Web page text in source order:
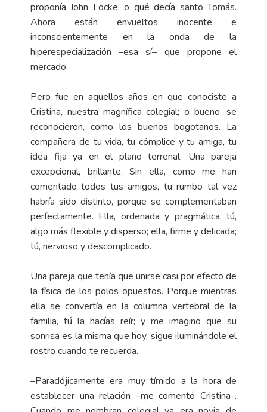
proponía John Locke, o qué decía santo Tomás.
Ahora están envueltos inocente e
inconscientemente en la onda de la
hiperespecialización –esa sí– que propone el
mercado.
Pero fue en aquellos años en que conociste a
Cristina, nuestra magnífica colegial; o bueno, se
reconocieron, como los buenos bogotanos. La
compañera de tu vida, tu cómplice y tu amiga, tu
idea fija ya en el plano terrenal. Una pareja
excepcional, brillante. Sin ella, como me han
comentado todos tus amigos, tu rumbo tal vez
habría sido distinto, porque se complementaban
perfectamente. Ella, ordenada y pragmática, tú,
algo más flexible y disperso; ella, firme y delicada;
tú, nervioso y descomplicado.
Una pareja que tenía que unirse casi por efecto de
la física de los polos opuestos. Porque mientras
ella se convertía en la columna vertebral de la
familia, tú la hacías reír; y me imagino que su
sonrisa es la misma que hoy, sigue iluminándole el
rostro cuando te recuerda.
–Paradójicamente era muy tímido a la hora de
establecer una relación –me comentó Cristina­–.